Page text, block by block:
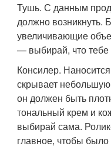
Тушь. С данным
должно возникнуть.
увеличивающие
— выбирай, что
Консилер.
скрывает
он должен быть
тональный крем и
выбирай сама.
главное, чтобы было